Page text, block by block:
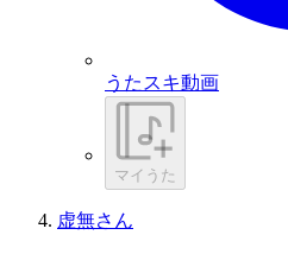
うたスキ動画
マイうた
虚無さん